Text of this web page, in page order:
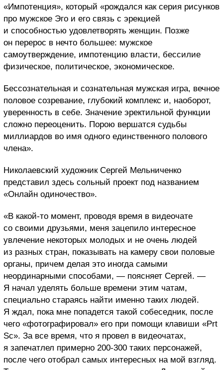
«Импотенция», который «рождался как серия рисунков
про мужское Эго и его связь с эрекцией
и способностью удовлетворять женщин. Позже
он перерос в нечто большее: мужское
самоутверждение, импотенцию власти, бессилие
физическое, политическое, экономическое.
Бессознательная и сознательная мужская игра, вечное
половое созревание, глубокий комплекс и, наоборот,
уверенность в себе. Значение эректильной функции
сложно переоценить. Порою вершатся судьбы
миллиардов во имя одного единственного полового
члена».
Николаевский художник Сергей Мельниченко
представил здесь сольный проект под названием
«Онлайн одиночество».
«В какой-то момент, проводя время в видеочате
со своими друзьями, меня зацепило интересное
увлечение некоторых молодых и не очень людей
из разных стран, показывать на камеру свои половые
органы, причем делая это иногда самыми
неординарными способами, — поясняет Сергей. —
Я начал уделять больше времени этим чатам,
специально стараясь найти именно таких людей.
Я ждал, пока мне попадется такой собеседник, после
чего «фотографировал» его при помощи клавиши «Prt
Sc». За все время, что я провел в видеочатах,
я запечатлел примерно 200-300 таких персонажей,
после чего отобрал самых интересных на мой взгляд.